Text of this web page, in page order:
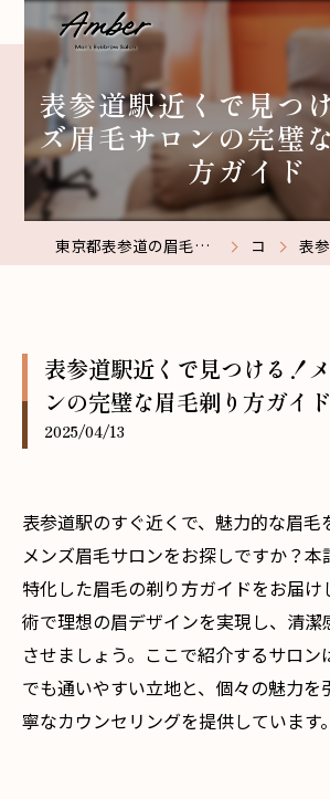
表参道駅近くで見つ
ズ眉毛サロンの完璧
方ガイド
東京都表参道の眉毛サロンなら【メンズ眉毛サロン】Amber表参道 コラム 表参道駅近
表参道駅近くで見つける！
ンの完璧な眉毛剃り方ガイド
2025/04/13
表参道駅のすぐ近くで、魅力的な眉毛
メンズ眉毛サロンをお探しですか？本
特化した眉毛の剃り方ガイドをお届け
術で理想の眉デザインを実現し、清潔
させましょう。ここで紹介するサロン
でも通いやすい立地と、個々の魅力を
寧なカウンセリングを提供しています。